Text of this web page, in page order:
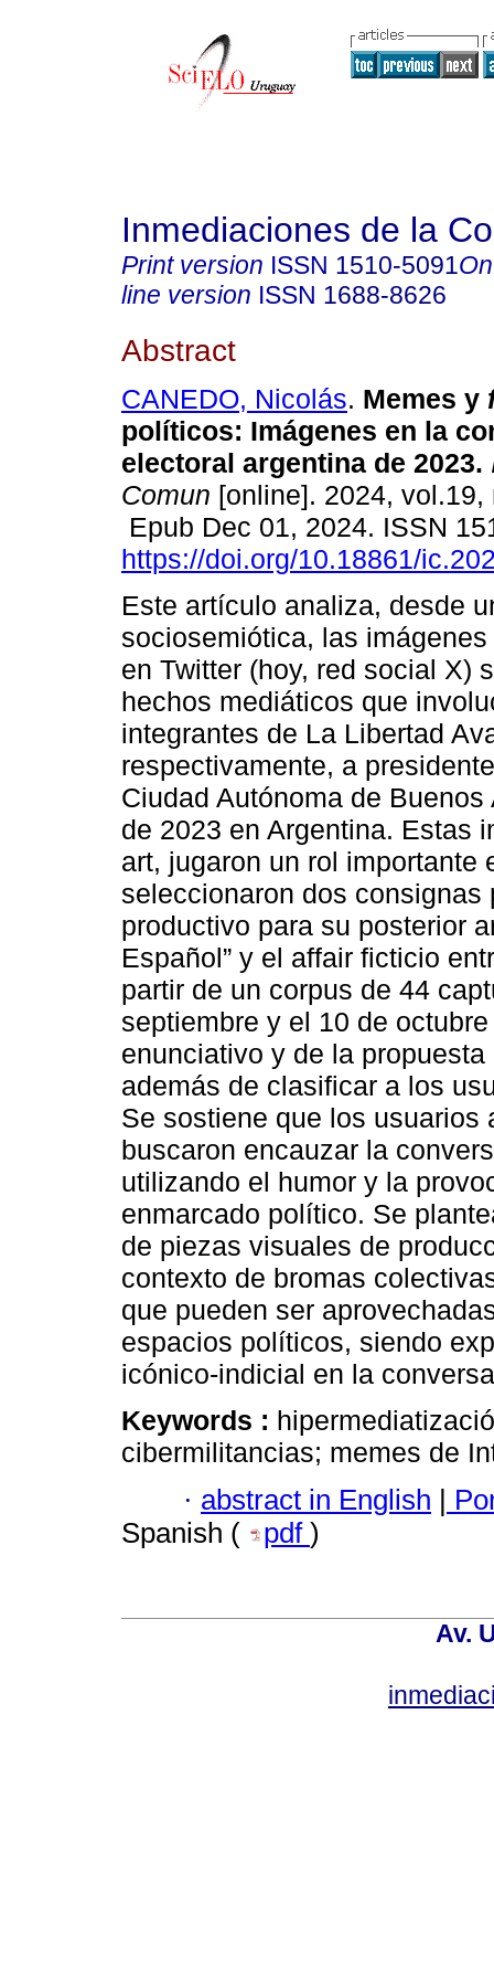
Inmediaciones de la
Print version ISSN 1510-5091
line version ISSN 1688-8626
Abstract
CANEDO, Nicolás. Memes y
políticos: Imágenes en la
electoral argentina de 2023.
Comun [online]. 2024, vol.19,
Epub Dec 01, 2024. ISSN
https://doi.org/10.18861/
Este artículo analiza, desde
sociosemiótica, las
en Twitter (hoy, red social X)
hechos mediáticos que
integrantes de La Libertad
respectivamente, a
Ciudad Autónoma de
de 2023 en Argentina. Estas
art, jugaron un rol importante
seleccionaron dos
productivo para su posterior
Español” y el affair ficticio
partir de un corpus de 44
septiembre y el 10 de
enunciativo y de la
además de clasificar a los
Se sostiene que los
buscaron encauzar la
utilizando el humor y la
enmarcado político. Se
de piezas visuales de
contexto de bromas
que pueden ser
espacios políticos, siendo
icónico-indicial en la
Keywords :
cibermilitancias; memes de
· abstract in English |
Spanish (
pdf )
Av.